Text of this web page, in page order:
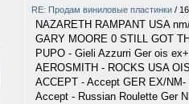
RE: Продам виниловые пластинки /
NAZARETH RAMPANT USA
GARY MOORE 0 STILL GOT
PUPO - Gieli Azzurri Ger ois
AEROSMITH - ROCKS USA
ACCEPT - Accept GER EX/NM-
Accept - Russian Roulette Ger